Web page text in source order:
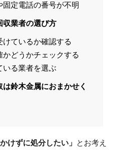
固定電話の番号が不明
収業者の選び方
けているか確認する
かどうかチェックする
いる業者を選ぶ
鈴木金属におまかせく
けずに処分したい」 とお考え